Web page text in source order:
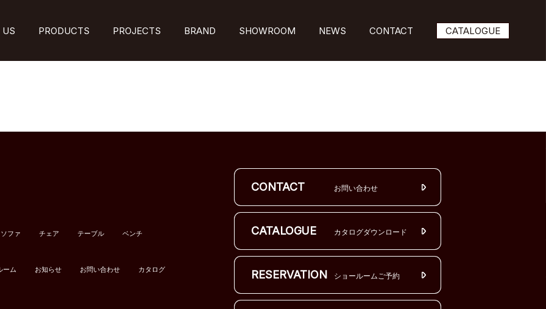
US PRODUCTS PROJECTS BRAND SHOWROOM NEWS CONTACT CATALOGUE
ソファ チェア テーブル ベンチ
ーム お知らせ お問い合わせ カタログ
CONTACT お問い合わせ
CATALOGUE カタログダウンロード
RESERVATION ショールームご予約